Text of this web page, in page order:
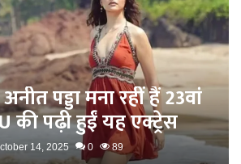
पड्डा मना रहीं हैं 23वां
की पढ़ी हुईं यह एक्ट्रेस
क्रश
14, 2025 0 89